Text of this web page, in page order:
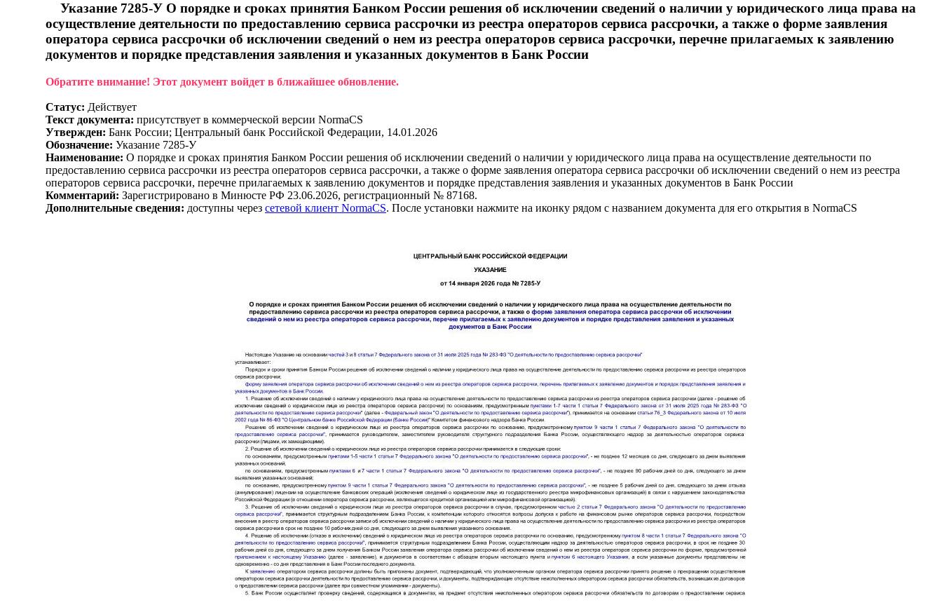
Указание 7285-У О порядке и сроках принятия Банком России решения об исключении сведений о наличии у юридического лица права на
осуществление деятельности по предоставлению сервиса рассрочки из реестра операторов сервиса рассрочки, а также о форме заявления
оператора сервиса рассрочки об исключении сведений о нем из реестра операторов сервиса рассрочки, перечне прилагаемых к заявлению
документов и порядке представления заявления и указанных документов в Банк России
Обратите внимание! Этот документ войдет в ближайшее обновление.
Статус: Действует
Текст документа: присутствует в коммерческой версии NormaCS
Утвержден: Банк России; Центральный банк Российской Федерации, 14.01.2026
Обозначение: Указание 7285-У
Наименование: О порядке и сроках принятия Банком России решения об исключении сведений о наличии у юридического лица права на осуществление деятельности по
предоставлению сервиса рассрочки из реестра операторов сервиса рассрочки, а также о форме заявления оператора сервиса рассрочки об исключении сведений о нем из реестра
операторов сервиса рассрочки, перечне прилагаемых к заявлению документов и порядке представления заявления и указанных документов в Банк России
Комментарий: Зарегистрировано в Минюсте РФ 23.06.2026, регистрационный № 87168.
Дополнительные сведения: доступны через сетевой клиент NormaCS. После установки нажмите на иконку рядом с названием документа для его открытия в NormaCS